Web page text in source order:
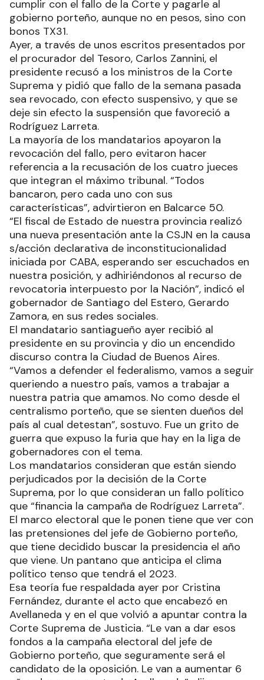
cumplir con el fallo de la Corte y pagarle al
gobierno porteño, aunque no en pesos, sino con
bonos TX31.
Ayer, a través de unos escritos presentados por
el procurador del Tesoro, Carlos Zannini, el
presidente recusó a los ministros de la Corte
Suprema y pidió que fallo de la semana pasada
sea revocado, con efecto suspensivo, y que se
deje sin efecto la suspensión que favoreció a
Rodríguez Larreta.
La mayoría de los mandatarios apoyaron la
revocación del fallo, pero evitaron hacer
referencia a la recusación de los cuatro jueces
que integran el máximo tribunal. “Todos
bancaron, pero cada uno con sus
características”, advirtieron en Balcarce 50.
“El fiscal de Estado de nuestra provincia realizó
una nueva presentación ante la CSJN en la causa
s/acción declarativa de inconstitucionalidad
iniciada por CABA, esperando ser escuchados en
nuestra posición, y adhiriéndonos al recurso de
revocatoria interpuesto por la Nación”, indicó el
gobernador de Santiago del Estero, Gerardo
Zamora, en sus redes sociales.
El mandatario santiagueño ayer recibió al
presidente en su provincia y dio un encendido
discurso contra la Ciudad de Buenos Aires.
“Vamos a defender el federalismo, vamos a seguir
queriendo a nuestro país, vamos a trabajar a
nuestra patria que amamos. No como desde el
centralismo porteño, que se sienten dueños del
país al cual detestan”, sostuvo. Fue un grito de
guerra que expuso la furia que hay en la liga de
gobernadores con el tema.
Los mandatarios consideran que están siendo
perjudicados por la decisión de la Corte
Suprema, por lo que consideran un fallo político
que “financia la campaña de Rodríguez Larreta”.
El marco electoral que le ponen tiene que ver con
las pretensiones del jefe de Gobierno porteño,
que tiene decidido buscar la presidencia el año
que viene. Un pantano que anticipa el clima
político tenso que tendrá el 2023.
Esa teoría fue respaldada ayer por Cristina
Fernández, durante el acto que encabezó en
Avellaneda y en el que volvió a apuntar contra la
Corte Suprema de Justicia. “Le van a dar esos
fondos a la campaña electoral del jefe de
Gobierno porteño, que seguramente será el
candidato de la oposición. Le van a aumentar 6